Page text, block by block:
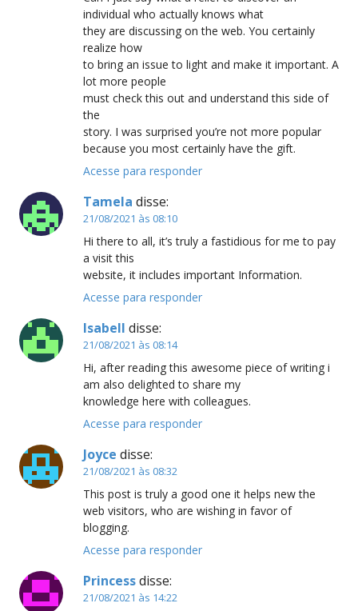
individual who actually knows what
they are discussing on the web. You certainly
realize how
to bring an issue to light and make it important. A
lot more people
must check this out and understand this side of
the
story. I was surprised you’re not more popular
because you most certainly have the gift.
Acesse para responder
Tamela disse:
21/08/2021 às 08:10
Hi there to all, it’s truly a fastidious for me to pay
a visit this
website, it includes important Information.
Acesse para responder
Isabell disse:
21/08/2021 às 08:14
Hi, after reading this awesome piece of writing i
am also delighted to share my
knowledge here with colleagues.
Acesse para responder
Joyce disse:
21/08/2021 às 08:32
This post is truly a good one it helps new the
web visitors, who are wishing in favor of
blogging.
Acesse para responder
Princessdisse:
21/08/2021 às 14:22